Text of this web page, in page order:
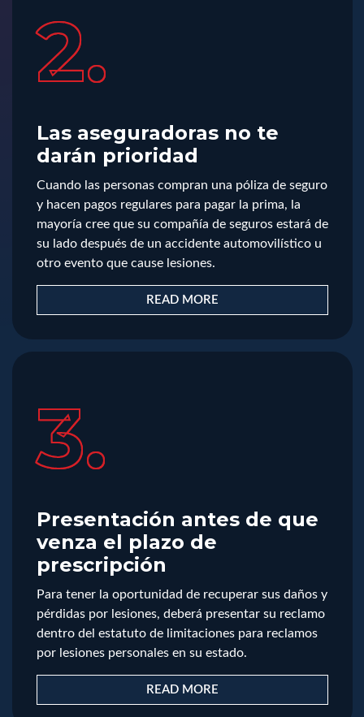
2.
Las aseguradoras no te
darán prioridad
Cuando las personas compran una póliza de seguro
y hacen pagos regulares para pagar la prima, la
mayoría cree que su compañía de seguros estará de
su lado después de un accidente automovilístico u
otro evento que cause lesiones.
READ MORE
3.
Presentación antes de que
venza el plazo de
prescripción
Para tener la oportunidad de recuperar sus daños y
pérdidas por lesiones, deberá presentar su reclamo
dentro del estatuto de limitaciones para reclamos
por lesiones personales en su estado.
READ MORE